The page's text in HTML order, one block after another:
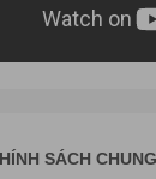
SÁCH CHUNG